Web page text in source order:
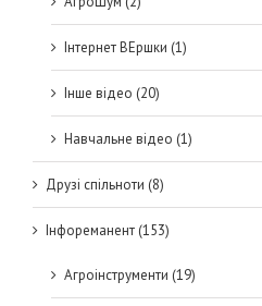
Інтернет ВЕршки (1)
Інше відео (20)
Навчальне відео (1)
Друзі спільноти (8)
Інфореманент (153)
Агроінструменти (19)